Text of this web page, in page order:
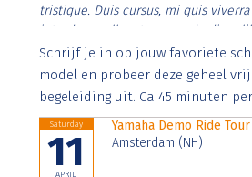
tristique. Duis cursus, mi quis
interdum nulla, ut commodo diam
Aenean faucibus nibh et justo
imperdiet. Nunc ut sem vitae risus
Schrijf je in op jouw favoriete
model en probeer deze geheel
begeleiding uit. Ca 45 minuten
Saturday
11
APRIL
Yamaha Demo Ride Tour
Amsterdam (NH)